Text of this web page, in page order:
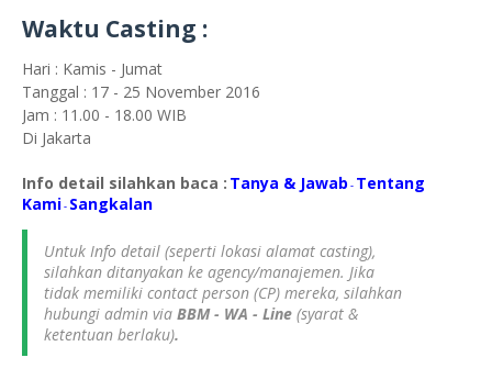
Waktu Casting :
Hari : Kamis - Jumat
Tanggal : 17 - 25 November 2016
Jam : 11.00 - 18.00 WIB
Di Jakarta
Info detail silahkan baca : Tanya & Jawab - Tentang
Kami - Sangkalan
Untuk Info detail (seperti lokasi alamat casting),
silahkan ditanyakan ke agency/manajemen. Jika
tidak memiliki contact person (CP) mereka, silahkan
hubungi admin via BBM - WA - Line (syarat &
ketentuan berlaku).